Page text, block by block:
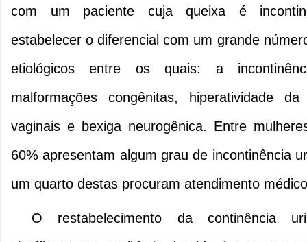
com um paciente cuja queixa é
estabelecer o diferencial com um grande
etiológicos entre os quais: a
malformações congênitas, hiperatividade
vaginais e bexiga neurogênica. Entre
60% apresentam algum grau de incontinência
um quarto destas procuram atendimento
O restabelecimento da continência